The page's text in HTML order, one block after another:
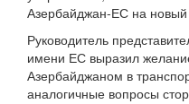
Азербайджан-ЕС на новый
Руководитель
имени ЕС выразил
Азербайджаном в
аналогичные вопросы